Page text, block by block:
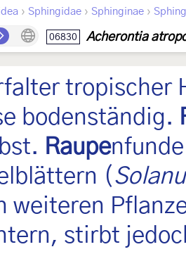
› Sphingidae › Sphinginae ›
06830 Acherontia
tropischer
bodenständig.
Raupe
(
weiteren
stirbt